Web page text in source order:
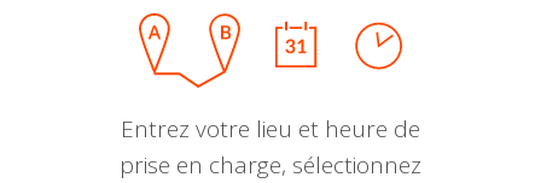
Entrez votre lieu et heure de
prise en charge, sélectionnez